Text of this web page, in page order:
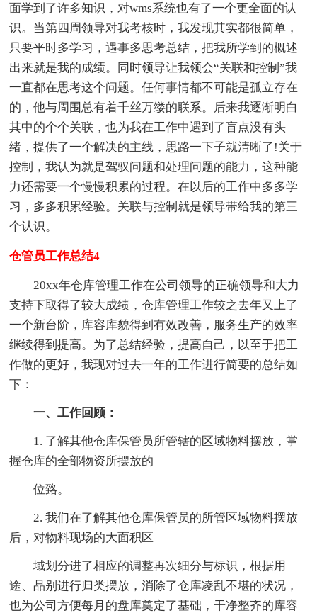
面学到了许多知识，对wms系统也有了一个更全面的认
识。当第四周领导对我考核时，我发现其实都很简单，
只要平时多学习，遇事多思考总结，把我所学到的概述
出来就是我的成绩。同时领导让我领会“关联和控制”我
一直都在思考这个问题。任何事情都不可能是孤立存在
的，他与周围总有着千丝万缕的联系。后来我逐渐明白
其中的个个关联，也为我在工作中遇到了盲点没有头
绪，提供了一个解决的主线，思路一下子就清晰了!关于
控制，我认为就是驾驭问题和处理问题的能力，这种能
力还需要一个慢慢积累的过程。在以后的工作中多多学
习，多多积累经验。关联与控制就是领导带给我的第三
个认识。
仓管员工作总结4
20xx年仓库管理工作在公司领导的正确领导和大力
支持下取得了较大成绩，仓库管理工作较之去年又上了
一个新台阶，库容库貌得到有效改善，服务生产的效率
继续得到提高。为了总结经验，提高自己，以至于把工
作做的更好，我现对过去一年的工作进行简要的总结如
下：
一、工作回顾：
1. 了解其他仓库保管员所管辖的区域物料摆放，掌
握仓库的全部物资所摆放的
位臵。
2. 我们在了解其他仓库保管员的所管区域物料摆放
后，对物料现场的大面积区
域划分进了相应的调整再次细分与标识，根据用
途、品别进行归类摆放，消除了仓库凌乱不堪的状况，
也为公司方便每月的盘库奠定了基础，干净整齐的库容